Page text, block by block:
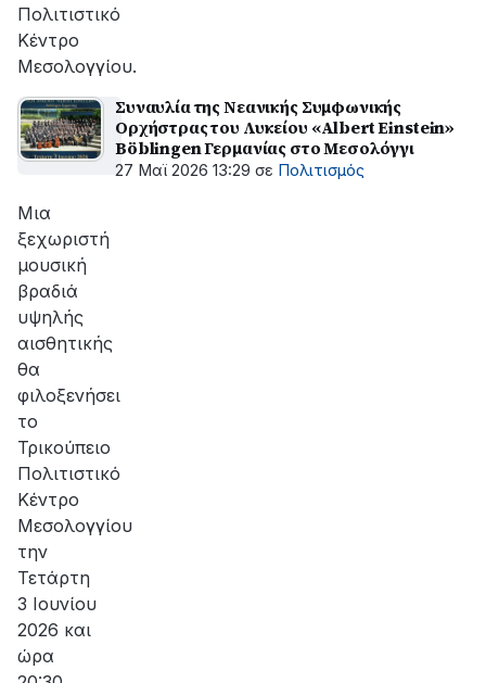
Πολιτιστικό
Κέντρο
Μεσολογγίου.
Συναυλία της Νεανικής Συμφωνικής
Ορχήστρας του Λυκείου «Albert Einstein»
Böblingen Γερμανίας στο Μεσολόγγι
27 Μαϊ 2026 13:29 σε Πολιτισμός
Μια
ξεχωριστή
μουσική
βραδιά
υψηλής
αισθητικής
θα
φιλοξενήσει
το
Τρικούπειο
Πολιτιστικό
Κέντρο
Μεσολογγίου
την
Τετάρτη
3 Ιουνίου
2026 και
ώρα